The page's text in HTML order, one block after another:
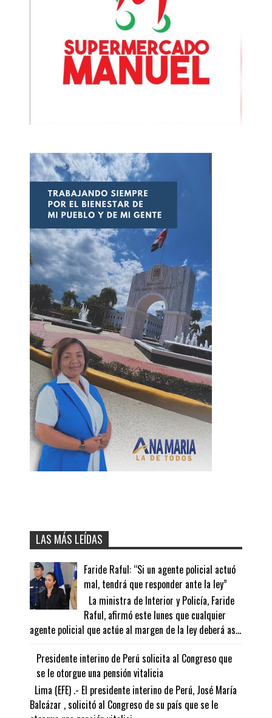
LAS MÁS LEÍDAS
Faride Raful: “Si un agente policial actuó
mal, tendrá que responder ante la ley”
La ministra de Interior y Policía, Faride
Raful, afirmó este lunes que cualquier
agente policial que actúe al margen de la ley deberá as...
Presidente interino de Perú solicita al Congreso que
se le otorgue una pensión vitalicia
Lima (EFE) .- El presidente interino de Perú, José María
Balcázar , solicitó al Congreso de su país que se le